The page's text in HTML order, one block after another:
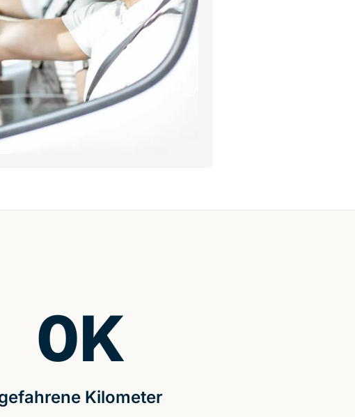
Kilometer
0K